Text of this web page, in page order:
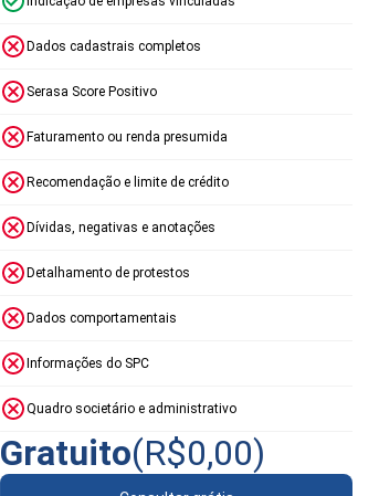
Dados cadastrais completos
Serasa Score Positivo
Faturamento ou renda presumida
Recomendação e limite de crédito
Dívidas, negativas e anotações
Detalhamento de protestos
Dados comportamentais
Informações do SPC
Quadro societário e administrativo
Gratuito(R$0,00)